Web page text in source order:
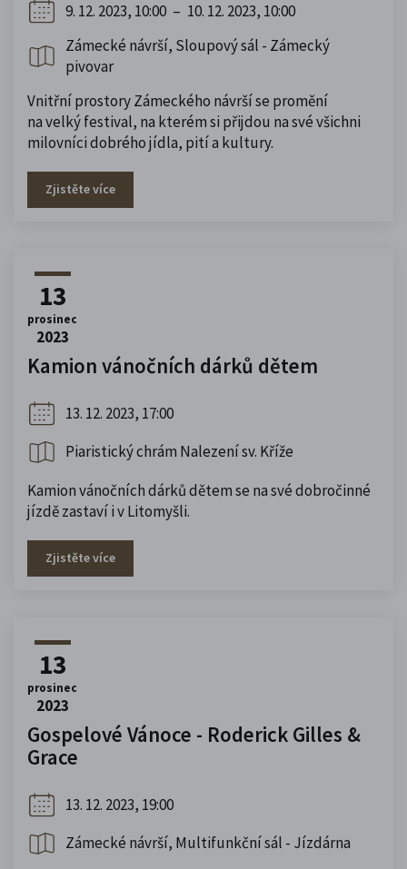
9. 12. 2023, 10:00 – 10. 12. 2023, 10:00
Zámecké návrší, Sloupový sál - Zámecký
pivovar
Vnitřní prostory Zámeckého návrší se promění
na velký festival, na kterém si přijdou na své všichni
milovníci dobrého jídla, pití a kultury.
Zjistěte více
13
prosinec
2023
Kamion vánočních dárků dětem
13. 12. 2023, 17:00
Piaristický chrám Nalezení sv. Kříže
Kamion vánočních dárků dětem se na své dobročinné
jízdě zastaví i v Litomyšli.
Zjistěte více
13
prosinec
2023
Gospelové Vánoce - Roderick Gilles &
Grace
13. 12. 2023, 19:00
Zámecké návrší, Multifunkční sál - Jízdárna